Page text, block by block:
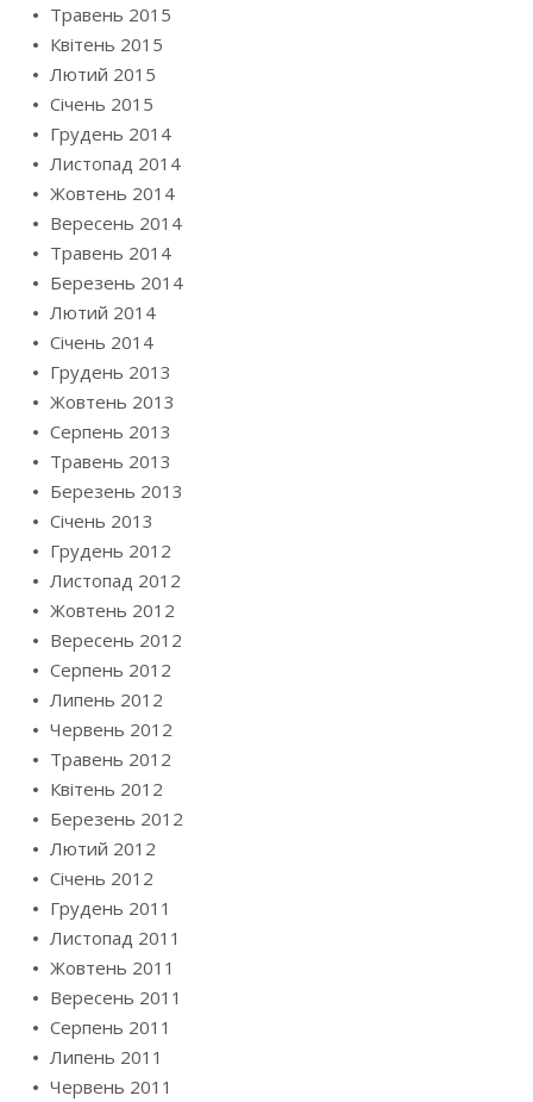
Травень 2015
Квітень 2015
Лютий 2015
Січень 2015
Грудень 2014
Листопад 2014
Жовтень 2014
Вересень 2014
Травень 2014
Березень 2014
Лютий 2014
Січень 2014
Грудень 2013
Жовтень 2013
Серпень 2013
Травень 2013
Березень 2013
Січень 2013
Грудень 2012
Листопад 2012
Жовтень 2012
Вересень 2012
Серпень 2012
Липень 2012
Червень 2012
Травень 2012
Квітень 2012
Березень 2012
Лютий 2012
Січень 2012
Грудень 2011
Листопад 2011
Жовтень 2011
Вересень 2011
Серпень 2011
Липень 2011
Червень 2011